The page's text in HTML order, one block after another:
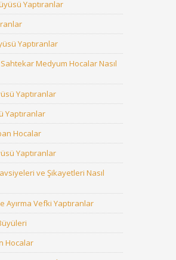
Yaptıranlar
Yaptıranlar
Medyum Hocalar Nasıl
Yaptıranlar
Yaptıranlar
Hocalar
Yaptıranlar
ve Şikayetleri Nasıl
Ayırma Vefki Yaptıranlar
Hocalar